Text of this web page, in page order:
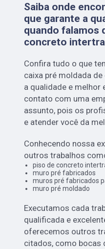
Saiba onde
que garante a
quando falamos
concreto
Confira tudo o que
caixa pré moldada
a qualidade e melhor
contato com uma
assunto, pois os
e atender você da
Conhecendo nossa
outros trabalhos
piso de concreto
muro pré fabricados
muros pré fabricados
muro pré moldado
Executamos cada
qualificada e
oferecemos outros
citados, como bocas